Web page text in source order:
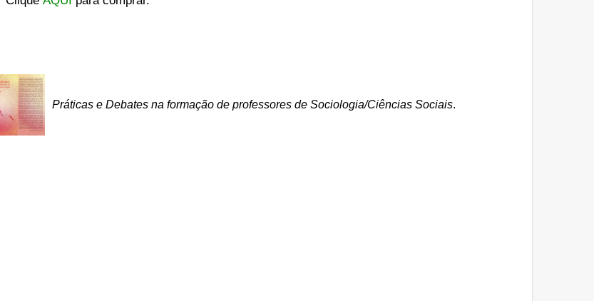
Práticas e Debates na formação de professores de Sociologia/Ciências Sociais.